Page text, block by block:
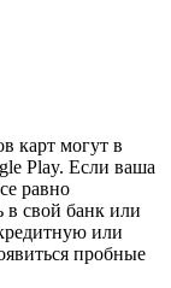
карт могут в
Play. Если ваша
равно
в свой банк или
или
пробные